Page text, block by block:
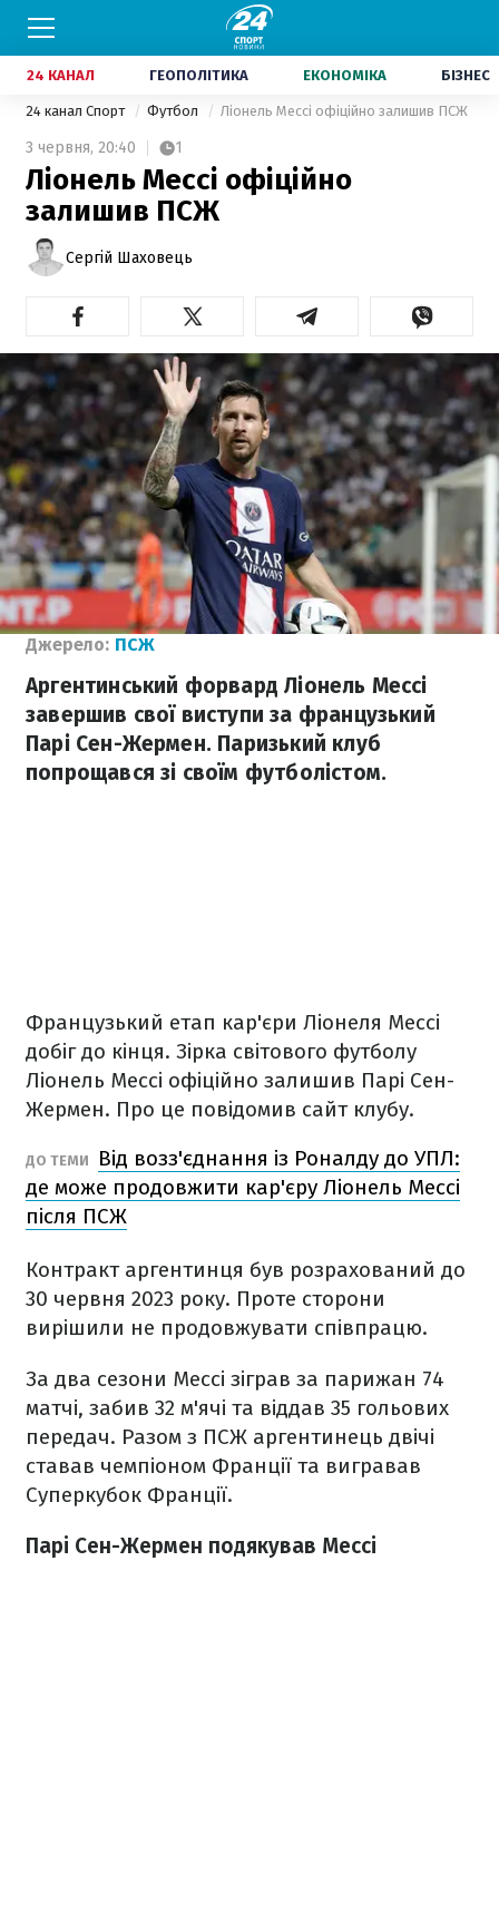
24 КАНАЛ ГЕОПОЛІТИКА ЕКОНОМІКА БІЗНЕС
24 канал Спорт Футбол Ліонель Мессі офіційно залишив ПСЖ
3 червня, 20:40 1
Ліонель Мессі офіційно
залишив ПСЖ
Сергій Шаховець
Джерело: ПСЖ
Аргентинський форвард Ліонель Мессі
завершив свої виступи за французький
Парі Сен-Жермен. Паризький клуб
попрощався зі своїм футболістом.
Французький етап кар'єри Ліонеля Мессі
добіг до кінця. Зірка світового футболу
Ліонель Мессі офіційно залишив Парі Сен-
Жермен. Про це повідомив сайт клубу.
ДО ТЕМИ
Від возз'єднання із Роналду до УПЛ:
де може продовжити кар'єру Ліонель Мессі
після ПСЖ
Контракт аргентинця був розрахований до
30 червня 2023 року. Проте сторони
вирішили не продовжувати співпрацю.
За два сезони Мессі зіграв за парижан 74
матчі, забив 32 м'ячі та віддав 35 гольових
передач. Разом з ПСЖ аргентинець двічі
ставав чемпіоном Франції та вигравав
Суперкубок Франції.
Парі Сен-Жермен подякував Мессі